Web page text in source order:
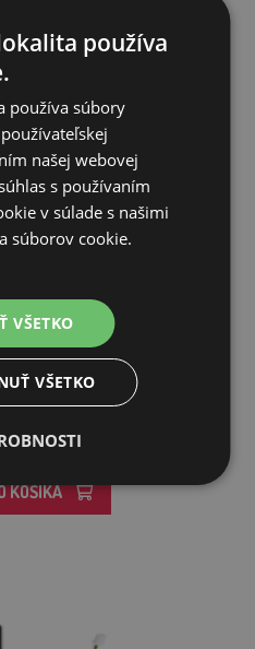
prívodu vzduchu
KOŠÍKA
používa
používa súbory
našej webovej
s používaním
v súlade s našimi
súborov cookie.
VŠETKO
VŠETKO